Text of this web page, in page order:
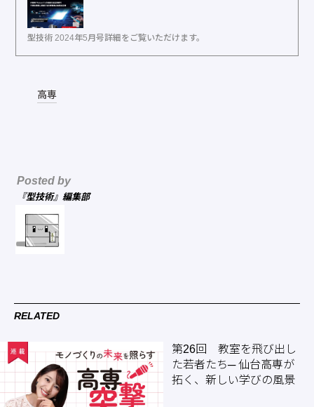
型技術 2024年5月号詳細をご覧いただけます。
高専
Posted by
『型技術』編集部
RELATED
第26回 教室を飛び出し
た若者たち─ 仙台高専が
拓く、新しい学びの風景